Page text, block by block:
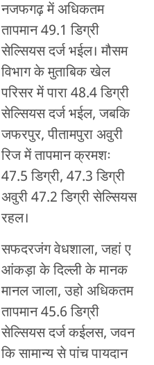
नजफगढ़ में अधिकतम
तापमान 49.1 डिग्री
सेल्सियस दर्ज भईल। मौसम
विभाग के मुताबिक खेल
परिसर में पारा 48.4 डिग्री
सेल्सियस दर्ज भईल, जबकि
जफरपुर, पीतामपुरा अवुरी
रिज में तापमान क्रमशः
47.5 डिग्री, 47.3 डिग्री
अवुरी 47.2 डिग्री सेल्सियस
रहल।
सफदरजंग वेधशाला, जहां ए
आंकड़ा के दिल्ली के मानक
मानल जाला, उहो अधिकतम
तापमान 45.6 डिग्री
सेल्सियस दर्ज कईलस, जवन
कि सामान्य से पांच पायदान